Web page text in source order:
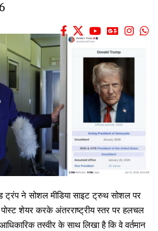
ट्रंप ने सोशल मीडिया साइट ट्रुथ सोशल पर
शेयर करके अंतरराष्ट्रीय स्तर पर हलचल
तस्वीर के साथ लिखा है कि वे वर्तमान